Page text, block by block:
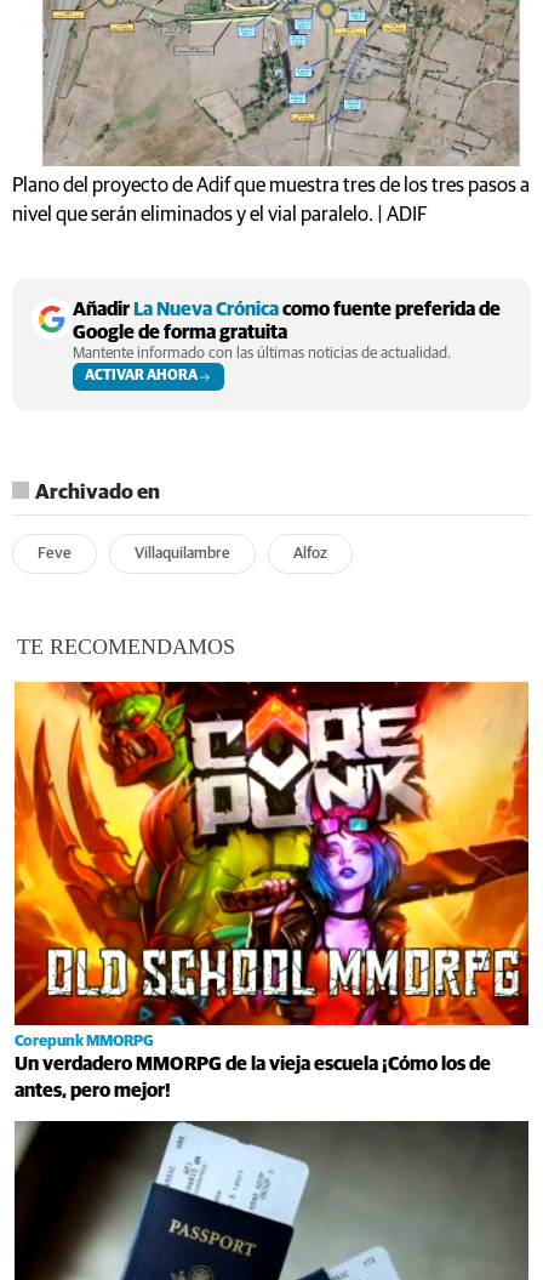
Plano del proyecto de Adif que muestra tres de los tres pasos a
nivel que serán eliminados y el vial paralelo. | ADIF
Añadir La Nueva Crónicacomo fuente preferida de
Google de forma gratuita
Mantente informado con las últimas noticias de actualidad.
ACTIVAR AHORA
Archivado en
Feve Villaquilambre Alfoz
TE RECOMENDAMOS
Corepunk MMORPG
Un verdadero MMORPG de la vieja escuela ¡Cómo los de
antes, pero mejor!